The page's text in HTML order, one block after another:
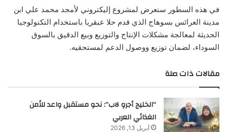
في هذه السطور سنعرض لمشروع إليكتروني لأمجد محمد علي ابن
مدينة العرائس بسوهاج الذي قدم حلا عبقريا باستخدام التكنولوجيا
الحديثة لمعالجة مشكلات الإنتاج والتوزيع وبيع الدقيق بالسوق
السوداء، لضمان توزيع ووصول الدعم لمستحقيه.
مقالات ذات صلة
“الخليج أجرو لاب”: نحو مستقبل واعد للأمن
الغذائي العربي
أبريل 13, 2026